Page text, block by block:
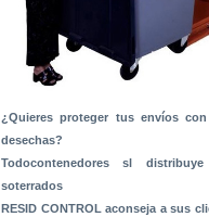
¿Quieres proteger tus envíos
desechas?
Todocontenedores sl distribuye
soterrados
RESID CONTROL aconseja a sus